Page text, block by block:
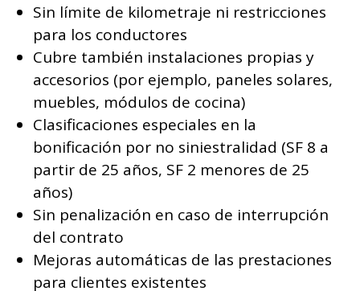
Sin límite de kilometraje ni restricciones
para los conductores
Cubre también instalaciones propias y
accesorios (por ejemplo, paneles solares,
muebles, módulos de cocina)
Clasificaciones especiales en la
bonificación por no siniestralidad (SF 8 a
partir de 25 años, SF 2 menores de 25
años)
Sin penalización en caso de interrupción
del contrato
Mejoras automáticas de las prestaciones
para clientes existentes